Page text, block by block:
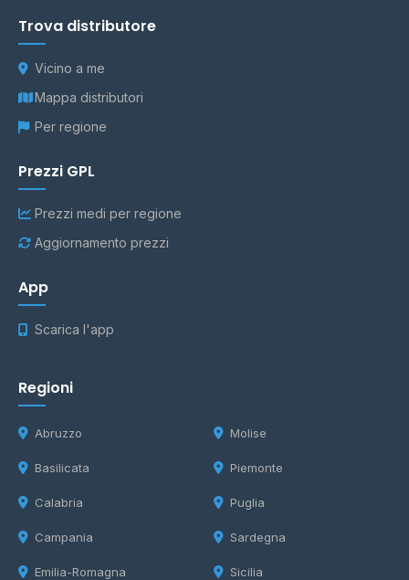
Trova distributore
Vicino a me
Mappa distributori
Per regione
Prezzi GPL
Prezzi medi per regione
Aggiornamento prezzi
App
Scarica l'app
Regioni
Abruzzo
Basilicata
Calabria
Campania
Emilia-Romagna
Molise
Piemonte
Puglia
Sardegna
Sicilia